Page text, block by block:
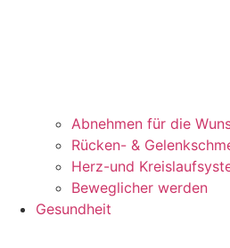
Abnehmen für die
Rücken- &
Herz-und
Beweglicher werden
Gesundheit